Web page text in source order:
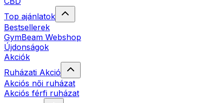
Top ajánlatok
Bestsellerek
GymBeam Webshop
Újdonságok
Akciók
Ruházati Akció
Akciós női ruházat
Akciós férfi ruházat